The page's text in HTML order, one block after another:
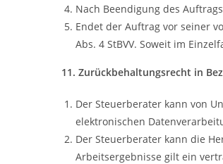
Nach Beendigung des
Endet der Auftrag vor seiner
Abs. 4 StBVV. Soweit im
11. Zurückbehaltungsrecht in
Der Steuerberater kann von
elektronischen
Der Steuerberater kann die
Arbeitsergebnisse gilt ein